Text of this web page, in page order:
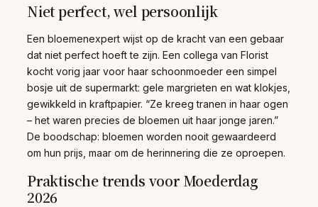
Niet perfect, wel persoonlijk
Een bloemenexpert wijst op de kracht van een gebaar
dat niet perfect hoeft te zijn. Een collega van Florist
kocht vorig jaar voor haar schoonmoeder een simpel
bosje uit de supermarkt: gele margrieten en wat klokjes,
gewikkeld in kraftpapier. “Ze kreeg tranen in haar ogen
– het waren precies de bloemen uit haar jonge jaren.”
De boodschap: bloemen worden nooit gewaardeerd
om hun prijs, maar om de herinnering die ze oproepen.
Praktische trends voor Moederdag
2026